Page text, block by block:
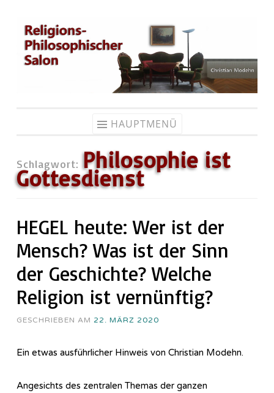
Zum
Inhalt
springen
HAUPTMENÜ
Schlagwort: Philosophie ist
Gottesdienst
HEGEL heute: Wer ist der
Mensch? Was ist der Sinn
der Geschichte? Welche
Religion ist vernünftig?
GESCHRIEBEN AM 22. MÄRZ 2020
Ein etwas ausführlicher Hinweis von Christian Modehn.
Angesichts des zentralen Themas der ganzen